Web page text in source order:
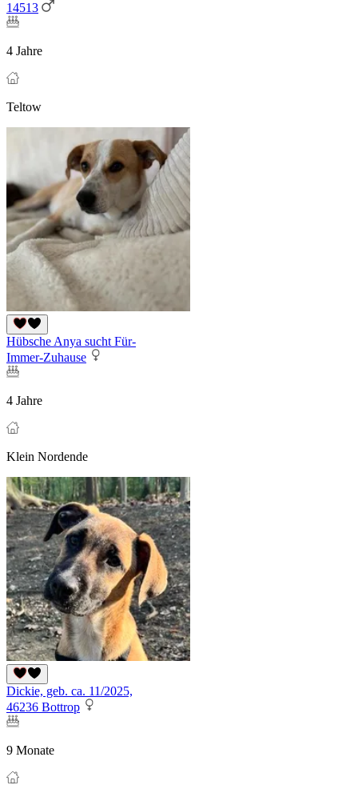
14513
4 Jahre
Teltow
Hübsche Anya sucht Für-
Immer-Zuhause
4 Jahre
Klein Nordende
Dickie, geb. ca. 11/2025,
46236 Bottrop
9 Monate